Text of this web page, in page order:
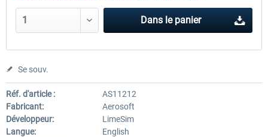
Dans le panier
Se souv.
Réf. d'article :
AS11212
Fabricant:
Aerosoft
Développeur:
LimeSim
Langue:
English